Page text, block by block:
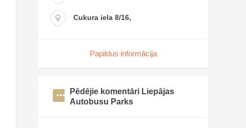
Cukura iela 8/16,
Papildus informācija
Pēdējie komentāri Liepājas
Autobusu Parks